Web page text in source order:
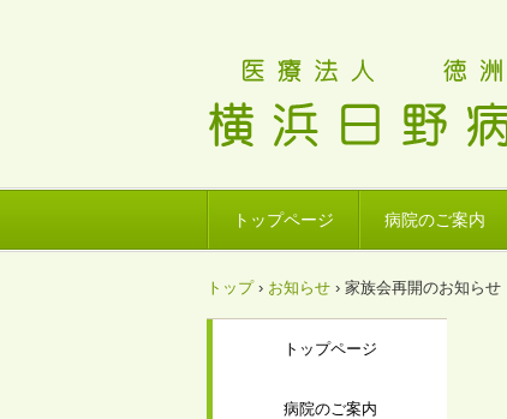
トップページ 病院のご案内
トップ › お知らせ › 家族会再開のお知らせ
トップページ
病院のご案内